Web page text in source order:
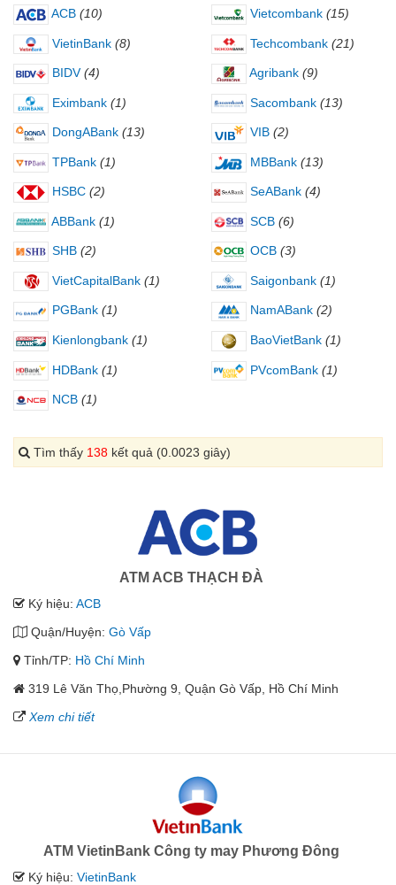
ACB (10) Vietcombank (15)
VietinBank (8) Techcombank (21)
BIDV (4) Agribank (9)
Eximbank (1) Sacombank (13)
DongABank (13) VIB (2)
TPBank (1) MBBank (13)
HSBC (2) SeABank (4)
ABBank (1) SCB (6)
SHB (2) OCB (3)
VietCapitalBank (1) Saigonbank (1)
PGBank (1) NamABank (2)
Kienlongbank (1) BaoVietBank (1)
HDBank (1) PVcomBank (1)
NCB (1)
Tìm thấy 138 kết quả (0.0023 giây)
ATM ACB THẠCH ĐÀ
Ký hiệu: ACB
Quận/Huyện: Gò Vấp
Tỉnh/TP: Hồ Chí Minh
319 Lê Văn Thọ,Phường 9, Quận Gò Vấp, Hồ Chí Minh
Xem chi tiết
ATM VietinBank Công ty may Phương Đông
Ký hiệu: VietinBank